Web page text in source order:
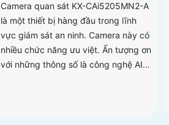
Camera quan sát KX-CAi5205MN2-A
là một thiết bị hàng đầu trong lĩnh
vực giám sát an ninh. Camera này có
nhiều chức năng ưu việt. Ấn tượng ơn
với những thông số là công nghệ AI...